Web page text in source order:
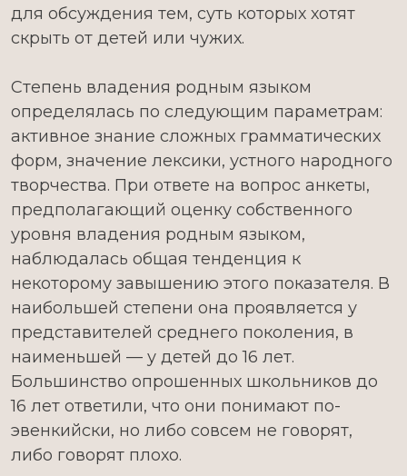
для обсуждения тем, суть которых хотят
скрыть от детей или чужих.
Степень владения родным языком
определялась по следующим параметрам:
активное знание сложных грамматических
форм, значение лексики, устного народного
творчества. При ответе на вопрос анкеты,
предполагающий оценку собственного
уровня владения родным языком,
наблюдалась общая тенденция к
некоторому завышению этого показателя. В
наибольшей степени она проявляется у
представителей среднего поколения, в
наименьшей — у детей до 16 лет.
Большинство опрошенных школьников до
16 лет ответили, что они понимают по-
эвенкийски, но либо совсем не говорят,
либо говорят плохо.